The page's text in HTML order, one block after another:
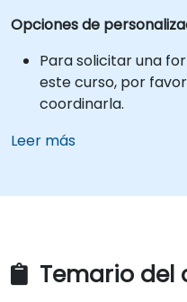
Opciones de
Para solicitar una
este curso, por
coordinarla.
Leer más
Temario del